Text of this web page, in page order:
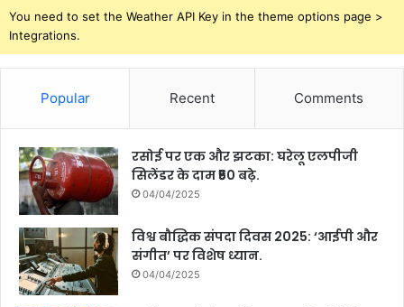
You need to set the Weather API Key in the theme options page >
Integrations.
Popular Recent Comments
रसोई पर एक और झटका: घरेलू एलपीजी
सिलेंडर के दाम ₹50 बढ़े.
04/04/2025
विश्व बौद्धिक संपदा दिवस 2025: ‘आईपी और
संगीत’ पर विशेष ध्यान.
04/04/2025